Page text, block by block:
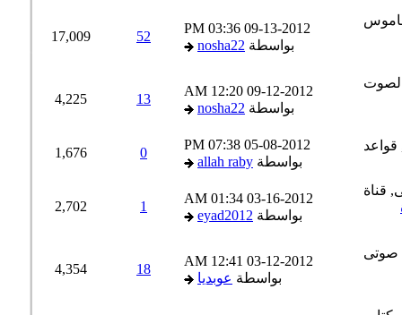
09-13-2012
03:36 PM
بواسطةnosha22
52
17,009
09-12-2012
12:20 AM
بواسطةnosha22
13
4,225
05-08-2012
07:38 PM
بواسطةallah raby
1,676
03-16-2012
01:34 AM
بواسطةeyad2012
2,702
03-12-2012
12:41 AM
بواسطةعوبديا
18
4,354